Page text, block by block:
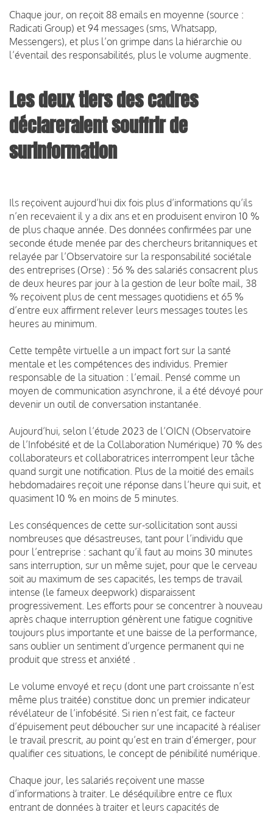
Chaque jour, on reçoit 88 emails en moyenne (source :
Radicati Group) et 94 messages (sms, Whatsapp,
Messengers), et plus l’on grimpe dans la hiérarchie ou
l’éventail des responsabilités, plus le volume augmente.
Les deux tiers des cadres
déclareraient souffrir de
surinformation
Ils reçoivent aujourd’hui dix fois plus d’informations qu’ils
n’en recevaient il y a dix ans et en produisent environ 10 %
de plus chaque année. Des données confirmées par une
seconde étude menée par des chercheurs britanniques et
relayée par l’Observatoire sur la responsabilité sociétale
des entreprises (Orse) : 56 % des salariés consacrent plus
de deux heures par jour à la gestion de leur boîte mail, 38
% reçoivent plus de cent messages quotidiens et 65 %
d’entre eux affirment relever leurs messages toutes les
heures au minimum.
Cette tempête virtuelle a un impact fort sur la santé
mentale et les compétences des individus. Premier
responsable de la situation : l’email. Pensé comme un
moyen de communication asynchrone, il a été dévoyé pour
devenir un outil de conversation instantanée.
Aujourd’hui, selon l’étude 2023 de l’OICN (Observatoire
de l’Infobésité et de la Collaboration Numérique) 70 % des
collaborateurs et collaboratrices interrompent leur tâche
quand surgit une notification. Plus de la moitié des emails
hebdomadaires reçoit une réponse dans l’heure qui suit, et
quasiment 10 % en moins de 5 minutes.
Les conséquences de cette sur-sollicitation sont aussi
nombreuses que désastreuses, tant pour l’individu que
pour l’entreprise : sachant qu’il faut au moins 30 minutes
sans interruption, sur un même sujet, pour que le cerveau
soit au maximum de ses capacités, les temps de travail
intense (le fameux deepwork) disparaissent
progressivement. Les efforts pour se concentrer à nouveau
après chaque interruption génèrent une fatigue cognitive
toujours plus importante et une baisse de la performance,
sans oublier un sentiment d’urgence permanent qui ne
produit que stress et anxiété .
Le volume envoyé et reçu (dont une part croissante n’est
même plus traitée) constitue donc un premier indicateur
révélateur de l’infobésité. Si rien n’est fait, ce facteur
d’épuisement peut déboucher sur une incapacité à réaliser
le travail prescrit, au point qu’est en train d’émerger, pour
qualifier ces situations, le concept de pénibilité numérique.
Chaque jour, les salariés reçoivent une masse
d’informations à traiter. Le déséquilibre entre ce flux
entrant de données à traiter et leurs capacités de